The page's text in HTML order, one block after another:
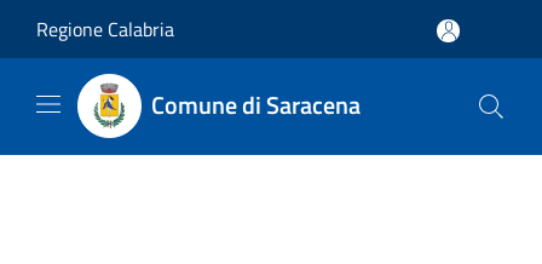
Regione Calabria
Comune di Saracena